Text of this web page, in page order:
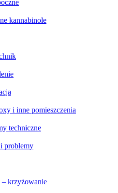
kannabinole
pomieszczenia